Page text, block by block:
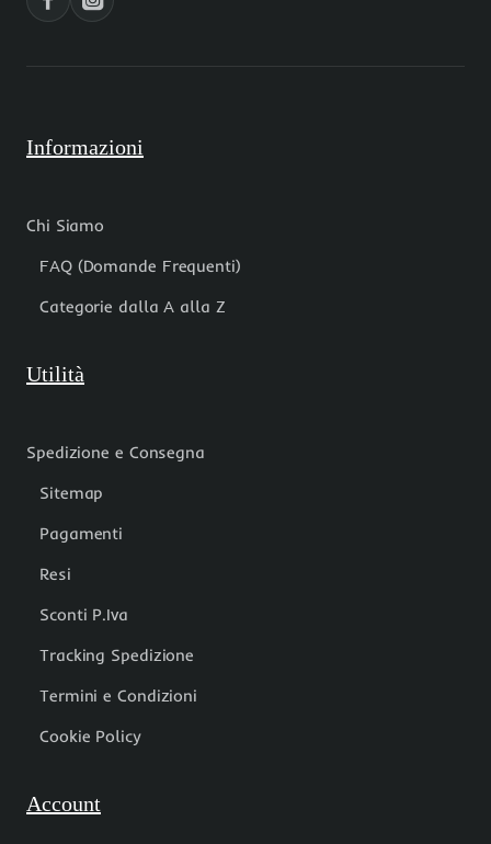
pz
Informazioni
Chi Siamo
FAQ (Domande Frequenti)
Categorie dalla A alla Z
Utilità
Spedizione e Consegna
Sitemap
Pagamenti
Resi
Sconti P.Iva
Tracking Spedizione
Termini e Condizioni
Cookie Policy
Account